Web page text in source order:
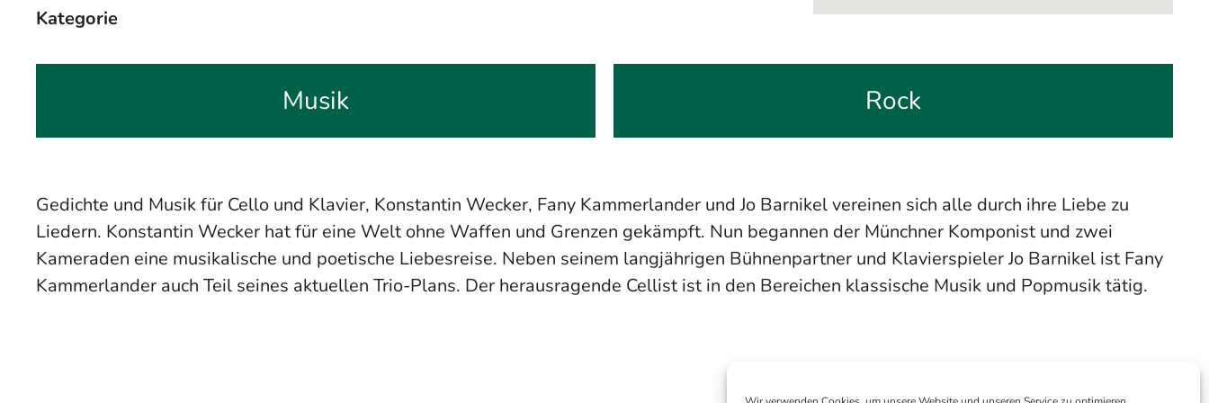
Kategorie
Musik Rock
Gedichte und Musik für Cello und Klavier, Konstantin Wecker, Fany Kammerlander und Jo Barnikel vereinen sich alle durch ihre Liebe zu
Liedern. Konstantin Wecker hat für eine Welt ohne Waffen und Grenzen gekämpft. Nun begannen der Münchner Komponist und zwei
Kameraden eine musikalische und poetische Liebesreise. Neben seinem langjährigen Bühnenpartner und Klavierspieler Jo Barnikel ist Fany
Kammerlander auch Teil seines aktuellen Trio-Plans. Der herausragende Cellist ist in den Bereichen klassische Musik und Popmusik tätig.